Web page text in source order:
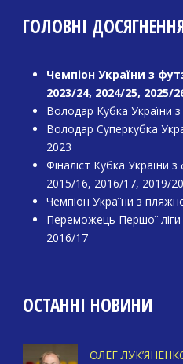
ГОЛОВНІ
Чемпіон України з
2023/24, 2024/25, 2025/
Володар Кубка України
Володар Суперкубка
2023
Фіналіст Кубка України
2015/16, 2016/17, 2019/
Чемпіон України з
Переможець Першої
2016/17
ОСТАННІ НОВИНИ
ОЛЕГ